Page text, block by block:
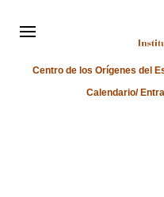
Centro de los Orígenes del
Calendario/ Entradas